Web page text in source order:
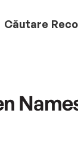
Căutare